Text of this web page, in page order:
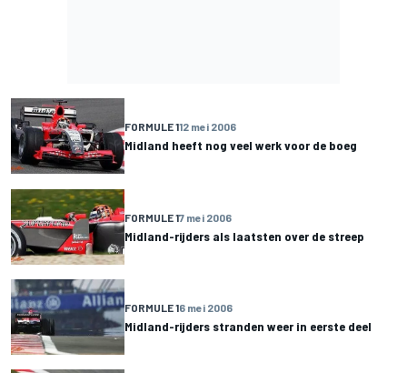
FORMULE 112 mei 2006
Midland heeft nog veel werk voor de boeg
FORMULE 17 mei 2006
Midland-rijders als laatsten over de streep
FORMULE 16 mei 2006
Midland-rijders stranden weer in eerste deel